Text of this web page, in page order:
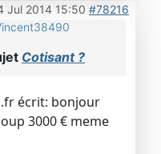
Jul 2014 15:50 #78216
Cotisant ?
écrit: bonjour
3000 € meme